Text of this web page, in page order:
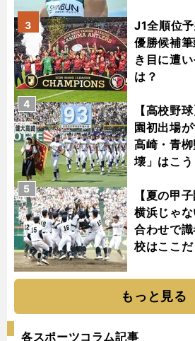
J1全順位
優勝候補
き目に遭
は？
3
【高校野
園初出場
高崎・青
壊」はこ
4
【夏の甲
横浜じゃ
合わせで
校はここだ
5
もっと見る
各スポーツコラム記事